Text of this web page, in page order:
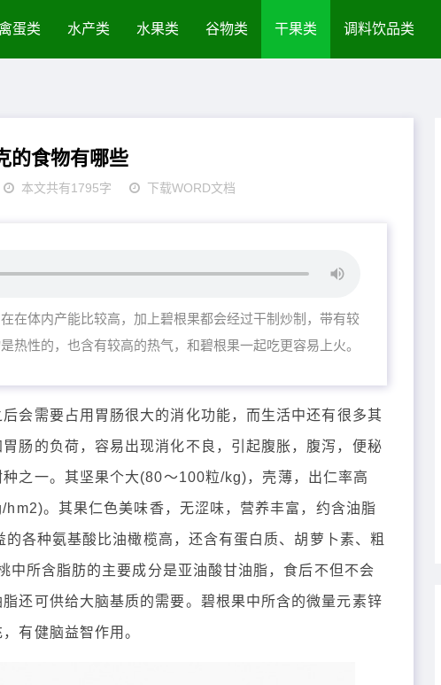
蛋类 水产类 水果类 谷物类 干果类 调料饮品类
的食物有哪些
本文共有1795字 下载WORD文档
在体内产能比较高，加上碧根果都会经过干制炒制，带有较
热性的，也含有较高的热气，和碧根果一起吃更容易上火。
会需要占用胃肠很大的消化功能，而生活中还有很多其
肠的负荷，容易出现消化不良，引起腹胀，腹泻，便秘
之一。其坚果个大(80～100粒/kg)，壳薄，出仁率高
。其果仁色美味香，无涩味，营养丰富，约含油脂
各种氨基酸比油橄榄高，还含有蛋白质、胡萝卜素、粗
所含脂肪的主要成分是亚油酸甘油脂，食后不但不会
还可供给大脑基质的需要。碧根果中所含的微量元素锌
有健脑益智作用。